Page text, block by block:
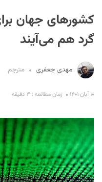
کشورهای جهان
گرد هم می‌آیند
مهدی جعفری مترجم
۱۰ آبان ۱۴۰۱ زمان مطالعه : ۳ دقیقه